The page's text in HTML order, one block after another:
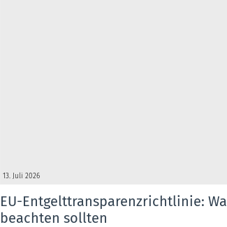
13. Juli 2026
EU-Entgelttransparenzrichtlinie:
beachten sollten